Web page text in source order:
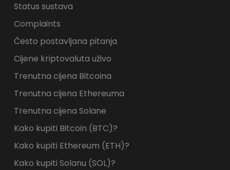
Status sustava
Complaints
Često postavljana pitanja
Cijene kriptovaluta uživo
Trenutna cijena Bitcoina
Trenutna cijena Ethereuma
Trenutna cijena Solane
Kako kupiti Bitcoin (BTC)?
Kako kupiti Ethereum (ETH)?
Kako kupiti Solanu (SOL)?